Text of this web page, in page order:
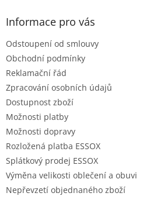
Informace pro vás
Odstoupení od smlouvy
Obchodní podmínky
Reklamační řád
Zpracování osobních údajů
Dostupnost zboží
Možnosti platby
Možnosti dopravy
Rozložená platba ESSOX
Splátkový prodej ESSOX
Výměna velikosti oblečení a obuvi
Nepřevzetí objednaného zboží